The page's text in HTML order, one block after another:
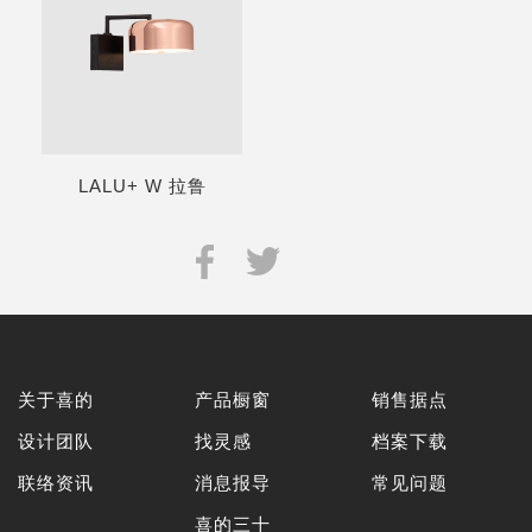
LALU+ W 拉鲁
关于喜的
设计团队
联络资讯
产品橱窗
找灵感
消息报导
喜的三十
销售据点
档案下载
常见问题